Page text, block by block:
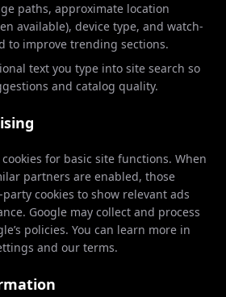
paths, approximate location
available), device type, and watch-
to improve trending sections.
text you type into site search so
and catalog quality.
for basic site functions. When
partners are enabled, those
cookies to show relevant ads
Google may collect and process
policies. You can learn more in
and our terms.